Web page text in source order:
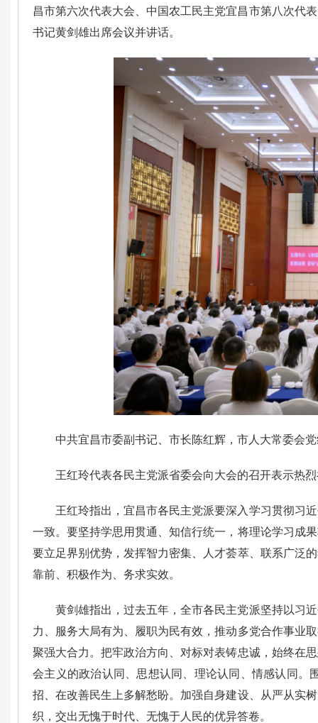
昌市第六次代表大会、中国农工民主党宜昌市第八次代
书记黄剑雄出席会议并讲话。
中共宜昌市委副书记、市长陈红辉，市人大常委会
王红玲代表各民主党派省委会向大会的召开表示热
王红玲指出，宜昌市各民主党派要深入学习贯彻习
一致。要坚持学思用贯通、知信行统一，将理论学习成
要立足界别优势，发挥智力密集、人才荟萃、联系广泛
靠前、积极作为、务求实效。
黄剑雄指出，过去五年，全市各民主党派坚持以习
力、服务大局有为、履职为民有效，推动多党合作事业
聚强大合力。把牢政治方向、对标对表铸忠诚，始终在
会主义的政治认同、思想认同、理论认同、情感认同
招、在改善民生上多解愁盼。加强自身建设、从严从实
织，交出无愧于时代、无愧于人民的优异答卷。